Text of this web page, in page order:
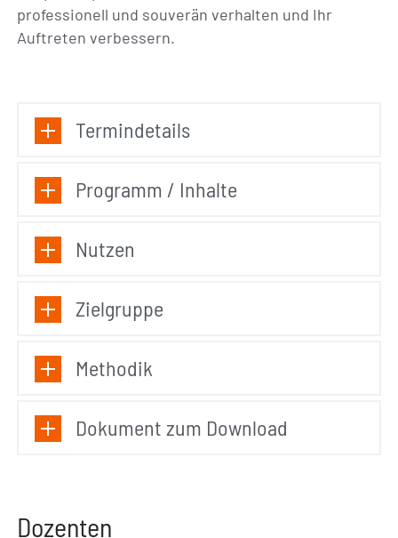
professionell und souverän verhalten und Ihr
Auftreten verbessern.
Termindetails
Programm / Inhalte
Nutzen
Zielgruppe
Methodik
Dokument zum Download
Dozenten